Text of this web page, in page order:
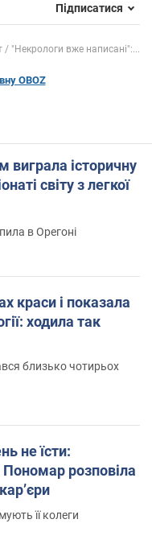
Підписатися
"Некрологи вже написані":...
OBOZ
виграла історичну
світу з легкої
в Орегоні
краси і показала
ходила так
близько чотирьох
не їсти:
розповіла
її колеги